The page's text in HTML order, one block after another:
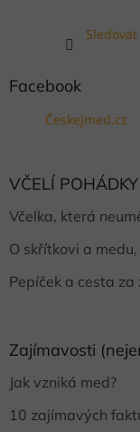
Facebook
Českejmed.cz
VČELÍ POHÁDKY
Včelka, která
O skřítkovi a
Pepíček a cesta
Zajímavosti
Jak vzniká med?
10 zajímavých